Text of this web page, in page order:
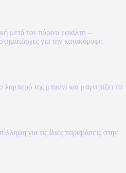
μετά τον πύρινο εφιάλτη –
για την κατακόρυφη
της μπικίνι και μαγνητίζει τα
για τις ίδιες παραβάσεις στην